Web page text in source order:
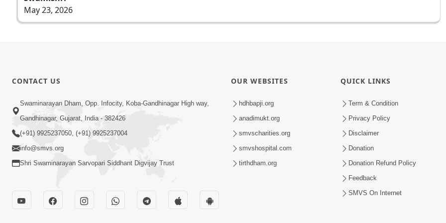
May 23, 2026
CONTACT US
Swaminarayan Dham, Opp. Infocity, Koba-Gandhinagar High way,
Gandhinagar, Gujarat, India - 382426
(+91) 9925237050, (+91) 9925237004
info@smvs.org
Shri Swaminarayan Sarvopari Siddhant Digvijay Trust
OUR WEBSITES
hdhbapji.org
anadimukt.org
smvscharities.org
smvshospital.com
tirthdham.org
QUICK LINKS
Term & Condition
Privacy Policy
Disclaimer
Donation
Donation Refund Policy
Feedback
SMVS On Internet